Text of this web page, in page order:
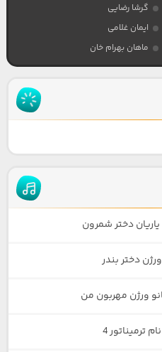
گرشا رضایی
ایمان غلامی
ماهان بهرام خان
دختر شمرون
دختر بندر
ورژن مهربون من
4